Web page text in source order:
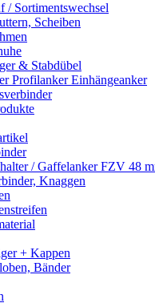
/ Sortimentswechsel
Scheiben
& Stabdübel
Profilanker Einhängeanker
/ Gaffelanker FZV 48
Knaggen
+ Kappen
Bänder